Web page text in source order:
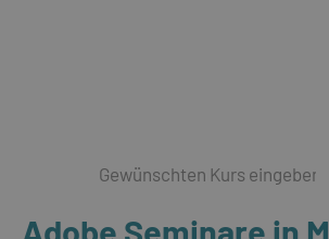
Adobe Seminare in